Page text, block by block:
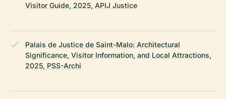
Visitor Guide, 2025, APIJ Justice
Palais de Justice de Saint-Malo: Architectural
Significance, Visitor Information, and Local Attractions,
2025, PSS-Archi